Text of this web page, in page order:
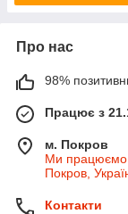
Про нас
98%
Працює з
м. Покров
Ми працюємо
Покров,
Контакти